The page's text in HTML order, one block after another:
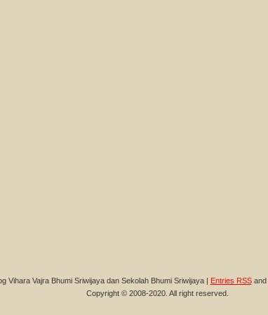
Vihara Vajra Bhumi Sriwijaya dan Sekolah Bhumi Sriwijaya | Entries RSSand
Copyright © 2008-2020. All right reserved.